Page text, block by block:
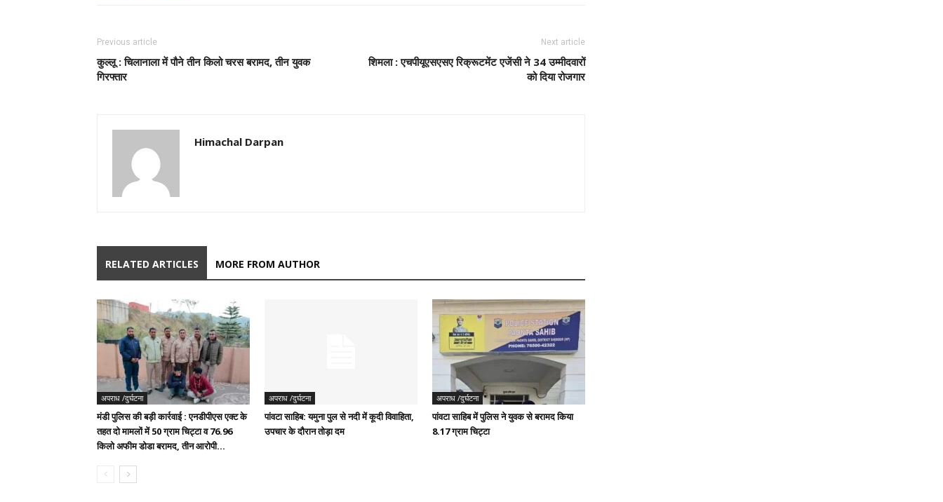
Previous article
कुल्लू : चिलानाला में पौने तीन किलो चरस बरामद, तीन युवक
गिरफ्तार
Next article
शिमला : एचपीयूएसएसए रिक्रूटमेंट एजेंसी ने 34 उम्मीदवारों
को दिया रोजगार
Himachal Darpan
RELATED ARTICLES MORE FROM AUTHOR
अपराध /दुर्घटना
मंडी पुलिस की बड़ी कार्रवाई : एनडीपीएस एक्ट के
तहत दो मामलों में 50 ग्राम चिट्टा व 76.96
किलो अफीम डोडा बरामद, तीन आरोपी...
अपराध /दुर्घटना
पांवटा साहिब: यमुना पुल से नदी में कूदी विवाहिता,
उपचार के दौरान तोड़ा दम
अपराध /दुर्घटना
पांवटा साहिब में पुलिस ने युवक से बरामद किया
8.17 ग्राम चिट्टा